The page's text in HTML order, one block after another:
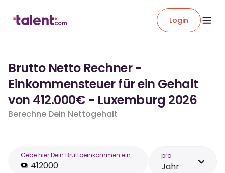
Login
Brutto Netto Rechner -
Einkommensteuer für ein Gehalt
von 412.000€ - Luxemburg 2026
Berechne Dein Nettogehalt
Gebe hier Dein Bruttoeinkommen ein pro
Jahr